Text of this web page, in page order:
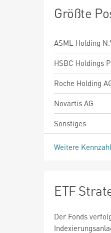
Größte
ASML Holding
HSBC Holdings
Roche Holding
Novartis AG
Sonstiges
Weitere
ETF
Der Fonds